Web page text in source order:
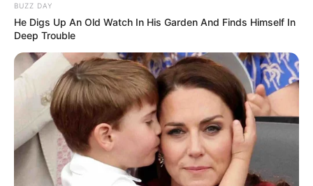
BUZZ DAY
He Digs Up An Old Watch In His Garden And Finds Himself In
Deep Trouble